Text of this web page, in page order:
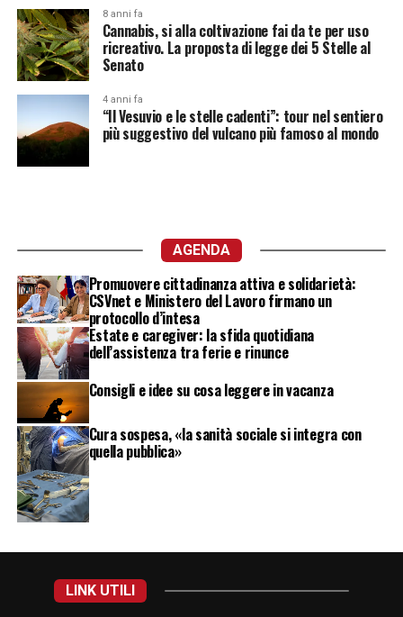
8 anni fa
Cannabis, si alla coltivazione fai da te per uso
ricreativo. La proposta di legge dei 5 Stelle al
Senato
4 anni fa
“Il Vesuvio e le stelle cadenti”: tour nel sentiero
più suggestivo del vulcano più famoso al mondo
AGENDA
Promuovere cittadinanza attiva e solidarietà:
CSVnet e Ministero del Lavoro firmano un
protocollo d’intesa
Estate e caregiver: la sfida quotidiana
dell’assistenza tra ferie e rinunce
Consigli e idee su cosa leggere in vacanza
Cura sospesa, «la sanità sociale si integra con
quella pubblica»
LINK UTILI